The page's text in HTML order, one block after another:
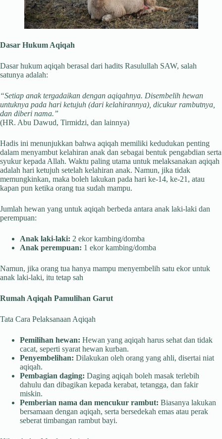
Dasar Hukum Aqiqah
Dasar hukum aqiqah berasal dari hadits Rasulullah SAW, salah
satunya adalah:
“Setiap anak tergadaikan dengan aqiqahnya. Disembelih hewan
untuknya pada hari ketujuh (dari kelahirannya), dicukur rambutnya,
dan diberi nama.”
(HR. Abu Dawud, Tirmidzi, dan lainnya)
Hadis ini menunjukkan bahwa aqiqah memiliki kedudukan penting
dalam menyambut kelahiran anak dan sebagai bentuk pengabdian serta
syukur kepada Allah. Waktu paling utama untuk melaksanakan aqiqah
adalah hari ketujuh setelah kelahiran anak. Namun, jika tidak
memungkinkan, maka boleh lakukan pada hari ke-14, ke-21, atau
kapan pun ketika orang tua sudah mampu.
Jumlah hewan yang untuk aqiqah berbeda antara anak laki-laki dan
perempuan:
Anak laki-laki: 2 ekor kambing/domba
Anak perempuan: 1 ekor kambing/domba
Namun, jika orang tua hanya mampu menyembelih satu ekor untuk
anak laki-laki, itu tetap sah
Rumah Aqiqah Pamulihan Garut
Tata Cara Pelaksanaan Aqiqah
Pemilihan hewan: Hewan yang aqiqah harus sehat dan tidak
cacat, seperti syarat hewan kurban.
Penyembelihan: Dilakukan oleh orang yang ahli, disertai niat
aqiqah.
Pembagian daging: Daging aqiqah boleh masak terlebih
dahulu dan dibagikan kepada kerabat, tetangga, dan fakir
miskin.
Pemberian nama dan mencukur rambut: Biasanya lakukan
bersamaan dengan aqiqah, serta bersedekah emas atau perak
seberat timbangan rambut bayi.